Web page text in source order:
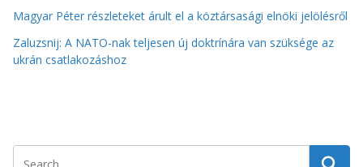
Magyar Péter részleteket árult el a köztársasági elnöki jelölésről
Zaluzsnij: A NATO-nak teljesen új doktrínára van szüksége az
ukrán csatlakozáshoz